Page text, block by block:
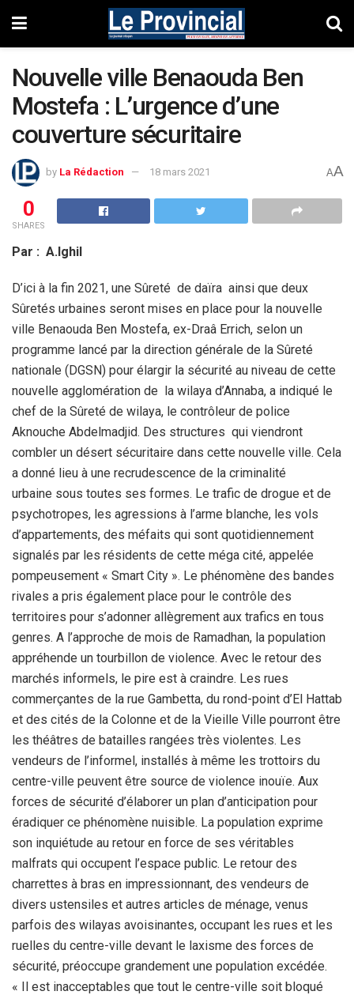
Nouvelle ville Benaouda Ben
Mostefa : L’urgence d’une
couverture sécuritaire
by La Rédaction 18 mars 2021 AA
0
SHARES
Par : A.Ighil
D’ici à la fin 2021, une Sûreté de daïra ainsi que deux
Sûretés urbaines seront mises en place pour la nouvelle
ville Benaouda Ben Mostefa, ex-Draâ Errich, selon un
programme lancé par la direction générale de la Sûreté
nationale (DGSN) pour élargir la sécurité au niveau de cette
nouvelle agglomération de la wilaya d’Annaba, a indiqué le
chef de la Sûreté de wilaya, le contrôleur de police
Aknouche Abdelmadjid. Des structures qui viendront
combler un désert sécuritaire dans cette nouvelle ville. Cela
a donné lieu à une recrudescence de la criminalité
urbaine sous toutes ses formes. Le trafic de drogue et de
psychotropes, les agressions à l’arme blanche, les vols
d’appartements, des méfaits qui sont quotidiennement
signalés par les résidents de cette méga cité, appelée
pompeusement « Smart City ». Le phénomène des bandes
rivales a pris également place pour le contrôle des
territoires pour s’adonner allègrement aux trafics en tous
genres. A l’approche de mois de Ramadhan, la population
appréhende un tourbillon de violence. Avec le retour des
marchés informels, le pire est à craindre. Les rues
commerçantes de la rue Gambetta, du rond-point d’El Hattab
et des cités de la Colonne et de la Vieille Ville pourront être
les théâtres de batailles rangées très violentes. Les
vendeurs de l’informel, installés à même les trottoirs du
centre-ville peuvent être source de violence inouïe. Aux
forces de sécurité d’élaborer un plan d’anticipation pour
éradiquer ce phénomène nuisible. La population exprime
son inquiétude au retour en force de ses véritables
malfrats qui occupent l’espace public. Le retour des
charrettes à bras en impressionnant, des vendeurs de
divers ustensiles et autres articles de ménage, venus
parfois des wilayas avoisinantes, occupant les rues et les
ruelles du centre-ville devant le laxisme des forces de
sécurité, préoccupe grandement une population excédée.
« Il est inacceptables que tout le centre-ville soit bloqué